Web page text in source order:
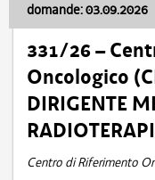
domande: 03.09.2026
331/26 –
Oncologico
DIRIGENTE
Centro di Riferimento